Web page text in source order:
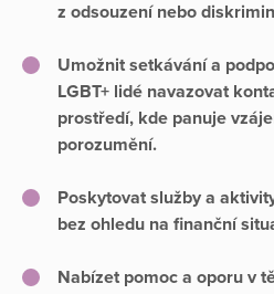
z odsouzení nebo
Umožnit setkávání a
LGBT+ lidé navazovat
prostředí, kde panuje
porozumění.
Poskytovat služby a
bez ohledu na finanční
Nabízet pomoc a oporu v